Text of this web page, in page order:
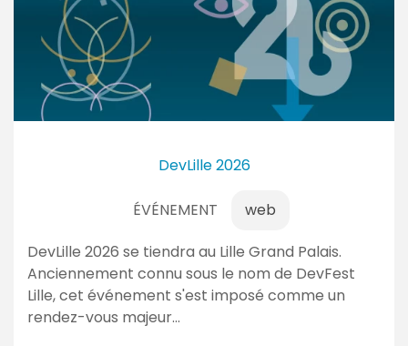
DevLille 2026
ÉVÉNEMENT web
DevLille 2026 se tiendra au Lille Grand Palais.
Anciennement connu sous le nom de DevFest
Lille, cet événement s'est imposé comme un
rendez-vous majeur…